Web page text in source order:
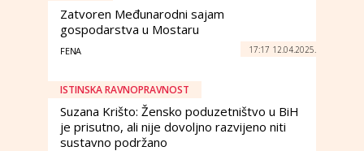
Zatvoren Međunarodni sajam
gospodarstva u Mostaru
FENA 17:17 12.04.2025.
ISTINSKA RAVNOPRAVNOST
Suzana Krišto: Žensko poduzetništvo u BiH
je prisutno, ali nije dovoljno razvijeno niti
sustavno podržano